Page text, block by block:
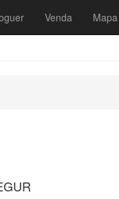
Venda Mapa